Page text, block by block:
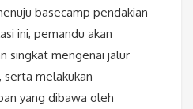
basecamp pendakian
ini, pemandu akan
singkat mengenai jalur
serta melakukan
yang dibawa oleh